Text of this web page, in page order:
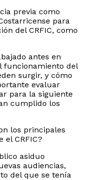
previa como
para
del CRFIC, como
antes en
funcionamiento del
surgir, y cómo
evaluar
para la siguiente
cumplido los
los principales
el CRFIC?
asiduo
audiencias,
del que se tenía